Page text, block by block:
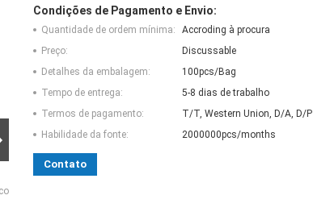
Condições de Pagamento e Envio:
Quantidade de ordem mínima:
Accroding à procura
Preço:
Discussable
Detalhes da embalagem:
100pcs/Bag
Tempo de entrega:
5-8 dias de trabalho
Termos de pagamento:
T/T, Western Union, D/A, D/P
Habilidade da fonte:
2000000pcs/months
Contato